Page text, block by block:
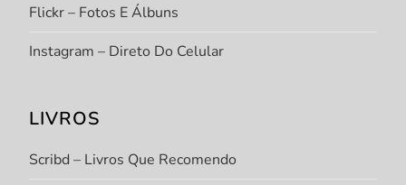
Flickr – Fotos E Álbuns
Instagram – Direto Do Celular
LIVROS
Scribd – Livros Que Recomendo